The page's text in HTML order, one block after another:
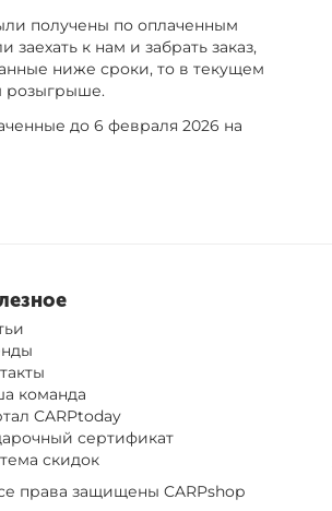
получены по оплаченным
к нам и забрать заказ,
ниже сроки, то в текущем
розыгрыше.
до 6 февраля 2026 на
команда
CARPtoday
сертификат
скидок
права защищены CARPshop